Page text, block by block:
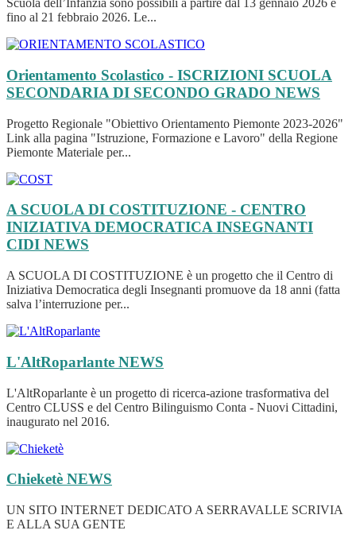
Scuola dell’Infanzia sono possibili a partire dal 13 gennaio 2026 e
fino al 21 febbraio 2026. Le...
Orientamento Scolastico - ISCRIZIONI SCUOLA
SECONDARIA DI SECONDO GRADO NEWS
Progetto Regionale "Obiettivo Orientamento Piemonte 2023-2026"
Link alla pagina "Istruzione, Formazione e Lavoro" della Regione
Piemonte Materiale per...
A SCUOLA DI COSTITUZIONE - CENTRO
INIZIATIVA DEMOCRATICA INSEGNANTI
CIDI NEWS
A SCUOLA DI COSTITUZIONE è un progetto che il Centro di
Iniziativa Democratica degli Insegnanti promuove da 18 anni (fatta
salva l’interruzione per...
L'AltRoparlante NEWS
L'AltRoparlante è un progetto di ricerca-azione trasformativa del
Centro CLUSS e del Centro Bilinguismo Conta - Nuovi Cittadini,
inaugurato nel 2016.
Chieketè NEWS
UN SITO INTERNET DEDICATO A SERRAVALLE SCRIVIA
E ALLA SUA GENTE